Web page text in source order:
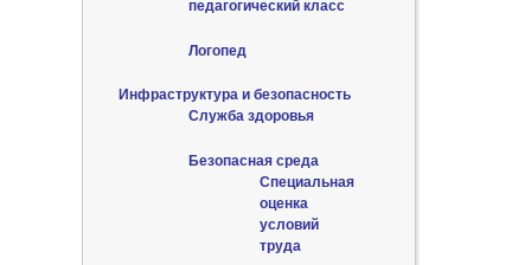
педагогический класс
Логопед
Инфраструктура и безопасность
Служба здоровья
Безопасная среда
Специальная
оценка
условий
труда